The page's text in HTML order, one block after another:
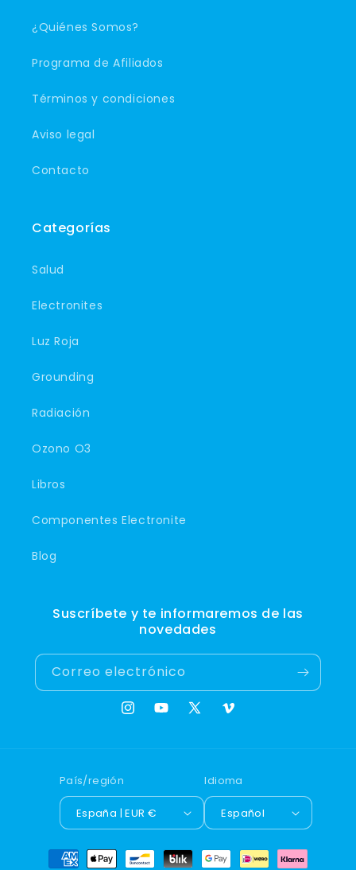
¿Quiénes Somos?
Programa de Afiliados
Términos y condiciones
Aviso legal
Contacto
Categorías
Salud
Electronites
Luz Roja
Grounding
Radiación
Ozono O3
Libros
Componentes Electronite
Blog
Suscríbete y te informaremos de las
novedades
Correo electrónico
InstagramYouTube
X
Vimeo
País/región
España | EUR €
Idioma
Español
Formas